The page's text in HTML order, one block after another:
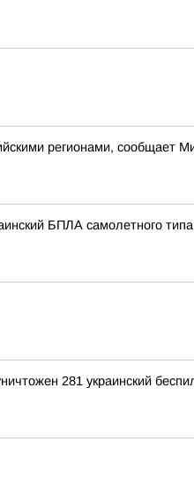
регионами, сообщает
БПЛА самолетного типа
281 украинский